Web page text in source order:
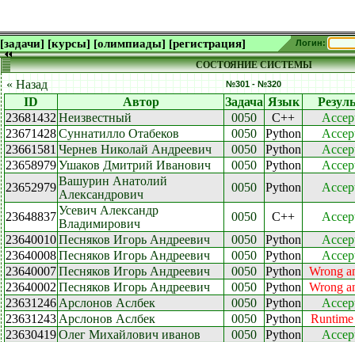
[задачи] [курсы] [олимпиады] [регистрация] Логин:
СОСТОЯНИЕ СИСТЕМЫ
« Назад №301 - №320
ID Автор Задача Язык
23681432 Неизвестный 0050 C++
23671428Суннатилло Отабеков 0050 Python
23661581 Чернев Николай Андреевич 0050 Python
23658979Ушаков Дмитрий Иванович 0050 Python
23652979Вашурин Анатолий
Александрович
0050 Python
23648837Усевич Александр
Владимирович
0050 C++
23640010Песняков Игорь Андреевич 0050 Python
23640008Песняков Игорь Андреевич 0050 Python
23640007Песняков Игорь Андреевич 0050 Python
Wrong
23640002 Песняков Игорь Андреевич 0050 Python
Wrong
23631246 Арслонов Аслбек 0050 Python
23631243 Арслонов Аслбек 0050 Python
23630419Олег Михайлович иванов 0050 Python